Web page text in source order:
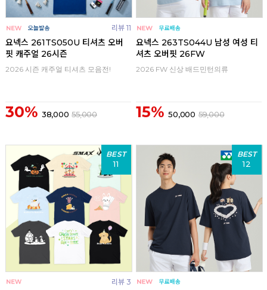
리뷰 11
요넥스 261TS050U 티셔츠 오버
핏 캐주얼 26시즌
2026 시즌 캐주얼 티셔츠 모음전!
30% 38,000 55,000
요넥스 263TS044U 남성 여성 티
셔츠 오버핏 26FW
2026 FW 신상 배드민턴의류
15% 50,000 59,000
BEST
11
리뷰 3
BEST
12